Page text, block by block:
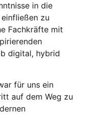
in die
zu
Fachkräfte mit
digital, hybrid
für uns ein
auf dem Weg zu